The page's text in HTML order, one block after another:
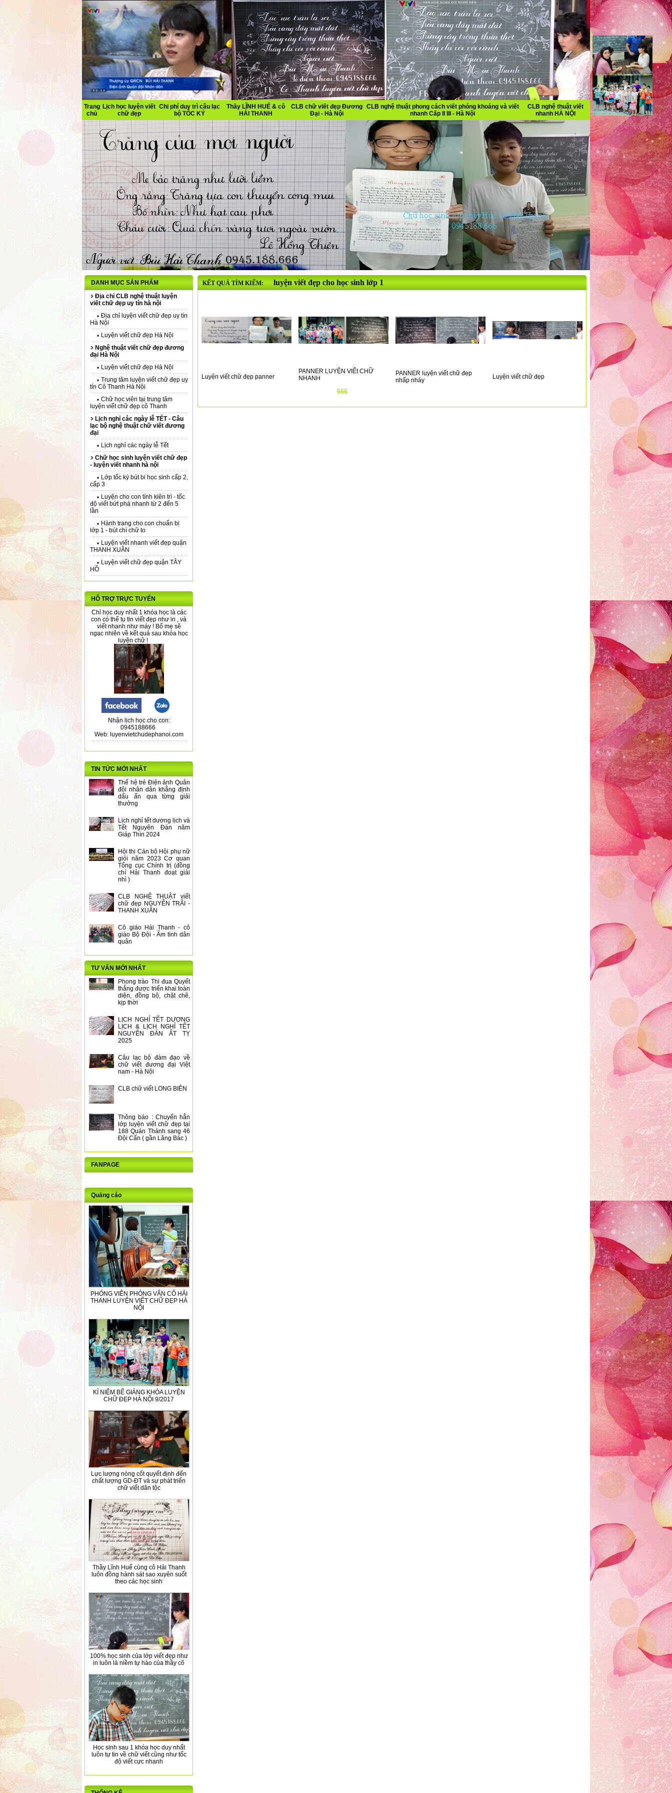
Trang
chủ
Lịch học luyện viết
chữ đẹp
Chi phí duy trì câu lạc
bộ TỐC KÝ
Thầy LĨNH HUẾ & cô
HẢI THANH
CLB chữ viết đẹp Đương
Đại - Hà Nội
CLB nghệ thuật phong cách viết phóng khoáng và viết
nhanh Cấp II III - Hà Nội
CLB nghệ thuật viết
nhanh HÀ NỘI
DANH MỤC SẢN PHẨM
Địa chỉ CLB nghệ thuật luyện
viết chữ đẹp uy tín hà nội
Địa chỉ luyện viết chữ đẹp uy tín
Hà Nội
Luyện viết chữ đẹp Hà Nội
Nghệ thuật viết chữ đẹp đương
đại Hà Nội
Luyện viết chữ đẹp Hà Nội
Trung tâm luyện viết chữ đẹp uy
tín Cô Thanh Hà Nội
Chữ học viên tại trung tâm
luyện viết chữ đẹp cô Thanh
Lịch nghỉ các ngày lễ TẾT - Câu
lạc bộ nghệ thuật chữ viết đương
đại
Lịch nghỉ các ngày lễ Tết
Chữ học sinh luyện viết chữ đẹp
- luyện viết nhanh hà nội
Lớp tốc ký bút bi học sinh cấp 2,
cấp 3
Luyện cho con tính kiên trì - tốc
độ viết bứt phá nhanh từ 2 đến 5
lần
Hành trang cho con chuẩn bị
lớp 1 - bút chì chữ to
Luyện viết nhanh viết đẹp quận
THANH XUÂN
Luyện viết chữ đẹp quận TÂY
HỒ
HỖ TRỢ TRỰC TUYẾN
Chỉ học duy nhất 1 khóa học là các
con có thể tụ tin viết đẹp như in , và
viết nhanh như máy ! Bố mẹ sẽ
ngạc nhiên về kết quả sau khóa học
luyện chữ !
Nhận lịch học cho con:
0945188666
Web: luyenvietchudephanoi.com
TIN TỨC MỚI NHẤT
Thế hệ trẻ Điện ảnh Quân
đội nhân dân khẳng định
dấu ấn qua từng giải
thưởng
Lịch nghỉ tết dương lịch và
Tết Nguyên Đán năm
Giáp Thìn 2024
Hội thi Cán bộ Hội phụ nữ
giỏi năm 2023 Cơ quan
Tổng cục Chính trị (đồng
chí Hải Thanh đoạt giải
nhì )
CLB NGHỆ THUẬT viết
chữ đẹp NGUYỄN TRÃI -
THANH XUÂN
Cô giáo Hải Thanh - cô
giáo Bộ Đội - Ấm tình dân
quân
TƯ VẤN MỚI NHẤT
Phong trào Thi đua Quyết
thắng được triển khai toàn
diện, đồng bộ, chặt chẽ,
kịp thời
LỊCH NGHỈ TẾT DƯƠNG
LỊCH & LỊCH NGHỈ TẾT
NGUYÊN ĐÁN ẤT TỴ
2025
Câu lạc bộ đàm đạo về
chữ viết đương đại Việt
nam - Hà Nội
CLB chữ viết LONG BIÊN
Thông báo : Chuyển hẳn
lớp luyện viết chữ đẹp tại
188 Quán Thánh sang 46
Đội Cấn ( gần Lăng Bác )
FANPAGE
Quảng cáo
PHÓNG VIÊN PHỎNG VẤN CÔ HẢI
THANH LUYỆN VIẾT CHỮ ĐẸP HÀ
NỘI
KỈ NIỆM BẾ GIẢNG KHÓA LUYỆN
CHỮ ĐẸP HÀ NỘI 9/2017
Lực lượng nòng cốt quyết định đến
chất lượng GD-ĐT và sự phát triển
chữ viết dân tộc
Thầy Lĩnh Huế cùng cô Hải Thanh
luôn đồng hành sát sao xuyên suốt
theo các học sinh
100% học sinh của lớp viết đẹp như
in luôn là niềm tự hào của thầy cô
Học sinh sau 1 khóa học duy nhất
luôn tự tin về chữ viết cũng như tốc
độ viết cực nhanh
KẾT QUẢ TÌM KIẾM: luyện viết đẹp cho học sinh lớp 1
Luyện viết chữ đẹp panner
PANNER LUYỆN VIẾt CHỮ
NHANH
666
PANNER luyện viết chữ đẹp
nhấp nháy
Luyện viết chữ đẹp